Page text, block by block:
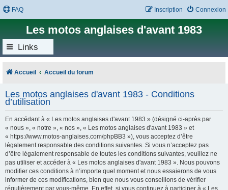
FAQ Connexion
Inscription
Les motos anglaises d'avant 1983
Links
Accueil Accueil du forum
Les motos anglaises d'avant 1983 - Conditions
d’utilisation
En accédant à « Les motos anglaises d'avant 1983 » (désigné ci-après par
« nous », « notre », « nos », « Les motos anglaises d'avant 1983 » et
« https://www.motos-anglaises.com/phpBB3 »), vous acceptez d’être
légalement responsable des conditions suivantes. Si vous n’acceptez pas
d’être légalement responsable de toutes les conditions suivantes, veuillez ne
pas utiliser et accéder à « Les motos anglaises d'avant 1983 ». Nous pouvons
modifier ces conditions à n’importe quel moment et nous essaierons de vous
informer de ces modifications, bien que nous vous conseillons de vérifier